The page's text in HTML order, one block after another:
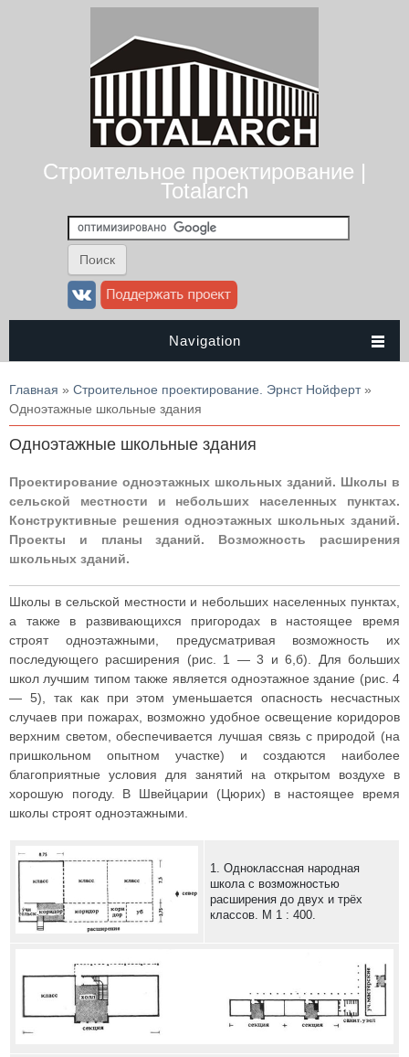
Строительное проектирование |
Totalarch
Navigation
Вы здесь
Главная » Строительное проектирование. Эрнст Нойферт»
Одноэтажные школьные здания
Одноэтажные школьные здания
Проектирование одноэтажных школьных зданий. Школы в
сельской местности и небольших населенных пунктах.
Конструктивные решения одноэтажных школьных зданий.
Проекты и планы зданий. Возможность расширения
школьных зданий.
Школы в сельской местности и небольших населенных пунктах,
а также в развивающихся пригородах в настоящее время
строят одноэтажными, предусматривая возможность их
последующего расширения (рис. 1 — 3 и 6,б). Для больших
школ лучшим типом также является одноэтажное здание (рис. 4
— 5), так как при этом уменьшается опасность несчастных
случаев при пожарах, возможно удобное освещение коридоров
верхним светом, обеспечивается лучшая связь с природой (на
пришкольном опытном участке) и создаются наиболее
благоприятные условия для занятий на открытом воздухе в
хорошую погоду. В Швейцарии (Цюрих) в настоящее время
школы строят одноэтажными.
1. Одноклассная народная
школа с возможностью
расширения до двух и трёх
классов. М 1 : 400.